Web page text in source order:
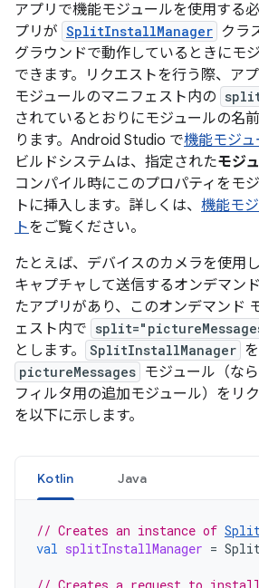
アプリで機能モジュールを使用する
プリが SplitInstallManager クラ
グラウンドで動作しているときにモ
できます。リクエストを行う際、ア
モジュールのマニフェスト内の
されているとおりにモジュールの名
ります。Android Studio で機能モジ
ビルドシステムは、指定されたモジ
コンパイル時にこのプロパティをモ
トに挿入します。詳しくは、 機能モ
トをご覧ください。
たとえば、デバイスのカメラを使用
キャプチャして送信するオンデマン
たアプリがあり、このオンデマンド
ェスト内で
とします。
SplitInstallManager
pictureMessages モジュール（な
フィルタ用の追加モジュール）をリ
を以下に示します。
Kotlin Java
// Creates an instance of
val splitInstallManager =